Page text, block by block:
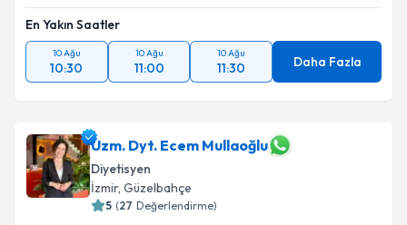
En Yakın Saatler
10 Ağu
10:30
10 Ağu
11:00
10 Ağu
11:30 Daha Fazla
Uzm. Dyt. Ecem Mullaoğlu
Diyetisyen
İzmir, Güzelbahçe
5 (27 Değerlendirme)